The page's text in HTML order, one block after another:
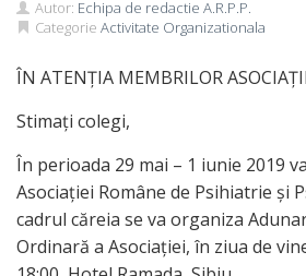
Autor: Echipa de redactie A.R.P.P.
Categorie Activitate Organizationala
ÎN ATENȚIA MEMBRILOR
Stimați colegi,
În perioada 29 mai – 1 iunie 2019
Asociației Române de Psihiatrie și
cadrul căreia se va organiza
Ordinară a Asociației, în ziua de